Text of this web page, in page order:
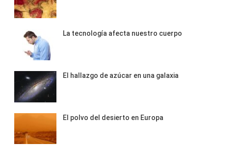
La tecnología afecta nuestro cuerpo
El hallazgo de azúcar en una galaxia
El polvo del desierto en Europa